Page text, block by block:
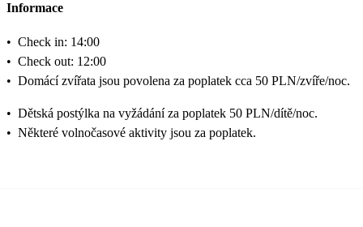
Informace
• Check in: 14:00
• Check out: 12:00
• Domácí zvířata jsou povolena za poplatek cca 50 PLN/zvíře/noc.
• Dětská postýlka na vyžádání za poplatek 50 PLN/dítě/noc.
• Některé volnočasové aktivity jsou za poplatek.